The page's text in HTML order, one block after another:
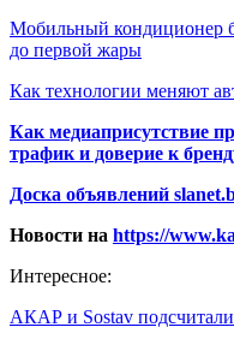
Мобильный кондиционер
до первой жары
Как технологии меняют
Как медиаприсутствие
трафик и доверие к
Доска объявлений
Новости на https://
Интересное:
АКАР и Sostav